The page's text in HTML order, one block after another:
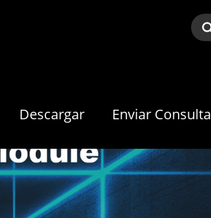
Descargar Enviar Consulta